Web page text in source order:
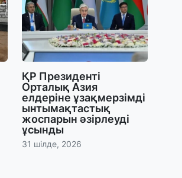
ҚР Президенті
Орталық Азия
елдеріне ұзақмерзімді
ынтымақтастық
жоспарын әзірлеуді
ұсынды
31 шілде, 2026